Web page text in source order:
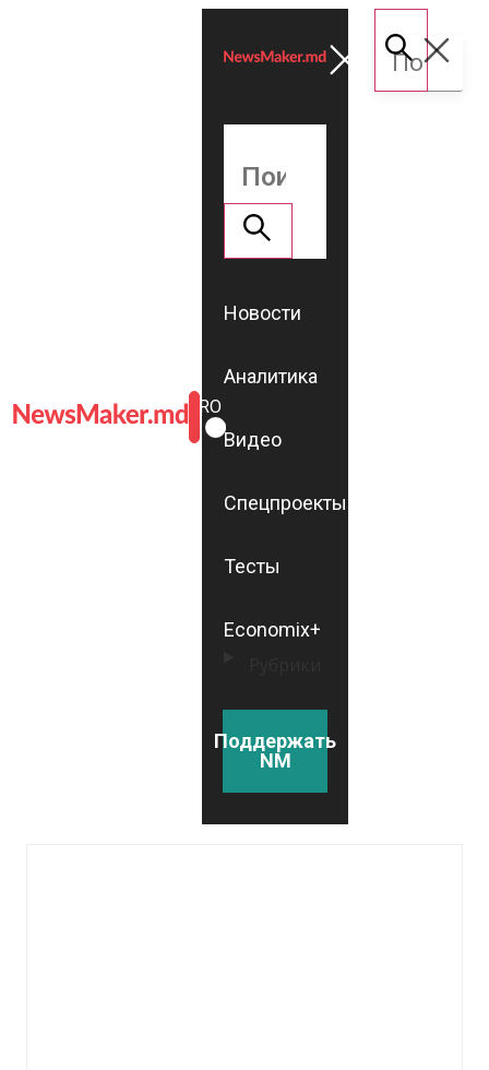
ROMÂNĂ
RU
Новости
Аналитика
Видео
Спецпроекты
Тесты
Economix+
Поддержать
NM